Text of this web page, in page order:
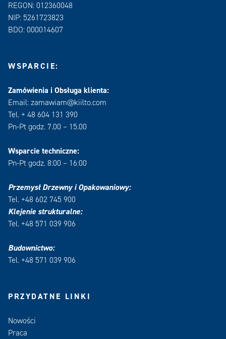
REGON: 012360048
NIP: 5261723823
BDO: 000014607
WSPARCIE:
Zamówienia i Obsługa klienta:
Email: zamawiam@kiilto.com
Tel. + 48 604 131 390
Pn-Pt godz. 7.00 – 15.00
Wsparcie techniczne:
Pn-Pt godz. 8:00 – 16:00
Przemysł Drzewny i Opakowaniowy:
Tel. +48 602 745 900
Klejenie strukturalne:
Tel. +48 571 039 906
Budownictwo:
Tel. +48 571 039 906
PRZYDATNE LINKI
Nowości
Praca